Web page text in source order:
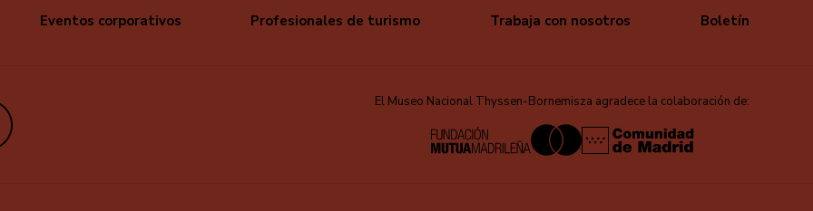
Eventos corporativos Profesionales de turismo Trabaja con nosotros Boletín
El Museo Nacional Thyssen-Bornemisza agradece la colaboración de: